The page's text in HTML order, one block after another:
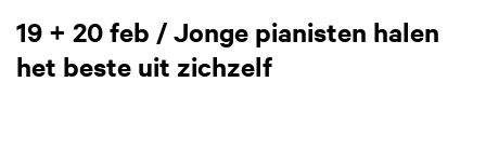
19 + 20 feb / Jonge pianisten halen
het beste uit zichzelf